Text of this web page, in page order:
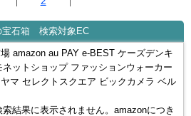
宝石箱 検索対象EC
amazon au PAY e-BEST ケーズデンキ
ットショップ ファッションウォーカー
マ セレクトスクエア ビックカメラ ベル
結果に表示されません。amazonにつき